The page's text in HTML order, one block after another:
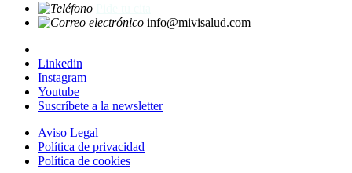
info@mivisalud.com
Linkedin
Instagram
Youtube
Suscríbete a la newsletter
Aviso Legal
Política de privacidad
Política de cookies